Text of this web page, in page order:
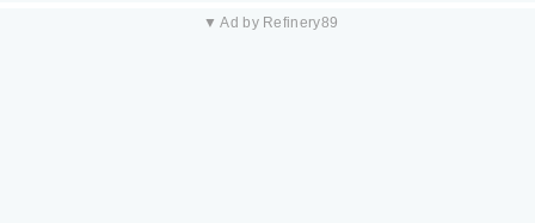
▼ Ad by Refinery89